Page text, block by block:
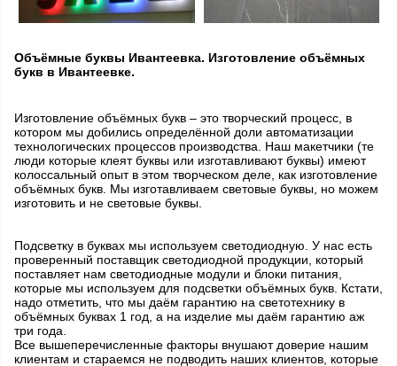
Объёмные буквы Ивантеевка. Изготовление объёмных
букв в Ивантеевке.
Изготовление объёмных букв – это творческий процесс, в
котором мы добились определённой доли автоматизации
технологических процессов производства. Наш макетчики (те
люди которые клеят буквы или изготавливают буквы) имеют
колоссальный опыт в этом творческом деле, как изготовление
объёмных букв. Мы изготавливаем световые буквы, но можем
изготовить и не световые буквы.
Подсветку в буквах мы используем светодиодную. У нас есть
проверенный поставщик светодиодной продукции, который
поставляет нам светодиодные модули и блоки питания,
которые мы используем для подсветки объёмных букв. Кстати,
надо отметить, что мы даём гарантию на светотехнику в
объёмных буквах 1 год, а на изделие мы даём гарантию аж
три года.
Все вышеперечисленные факторы внушают доверие нашим
клиентам и стараемся не подводить наших клиентов, которые